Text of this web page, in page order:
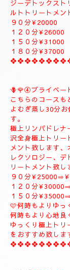
②✨🌻メンテナン
大人のお客様のご
になります。
全身極上リンパド
デトックストリー
ぎ蒸しトリートメ
９０分¥22000
♥️🌹③ラグジュア
贅沢全身極上リン
ジーデトックスト
ルトトリートメン
９０分¥20000
１２０分¥26000
１５０分¥31000
１８０分¥37000
🪻🌹④プライベー
こちらのコースも
よむぎ蒸し30分お